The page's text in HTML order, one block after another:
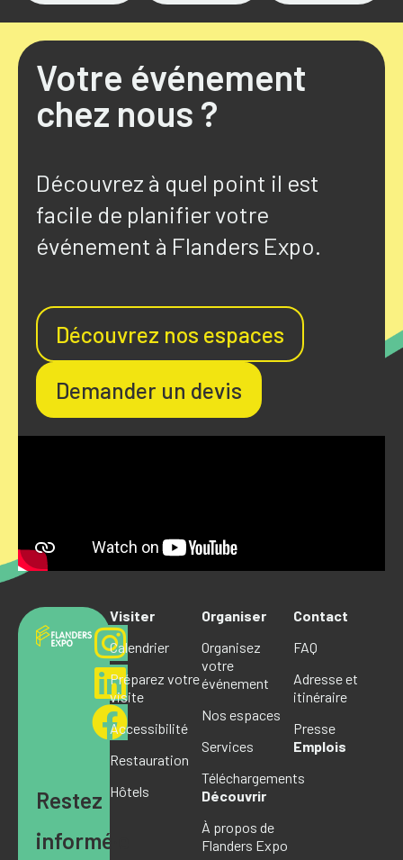
Votre événement
chez nous ?
Découvrez à quel point il est
facile de planifier votre
événement à Flanders Expo.
Découvrez nos espaces
Demander un devis
Restez
informé·e
Visiter
Calendrier
Préparez votre
visite
Accessibilité
Restauration
Hôtels
Organiser
Organisez
votre
événement
Nos espaces
Services
Téléchargements
Découvrir
À propos de
Flanders Expo
Contact
FAQ
Adresse et
itinéraire
Presse
Emplois